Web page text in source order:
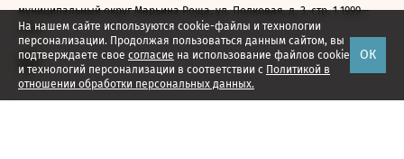
На нашем сайте используются cookie-файлы и технологии
персонализации. Продолжая пользоваться данным сайтом, вы
подтверждаете свое согласие на использование файлов cookie
и технологий персонализации в соответствии с Политикой в
отношении обработки персональных данных.
ОК
муниципальный округ Марьина Роща, ул. Полковая, д. 3, стр. 1 1999—
2026